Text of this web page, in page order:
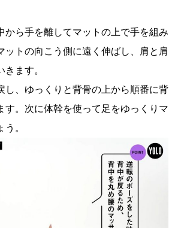
から手を離してマットの上で手を組み
ットの向こう側に遠く伸ばし、肩と肩
ます。
し、ゆっくりと背骨の上から順番に背
す。次に体幹を使って足をゆっくりマ
。